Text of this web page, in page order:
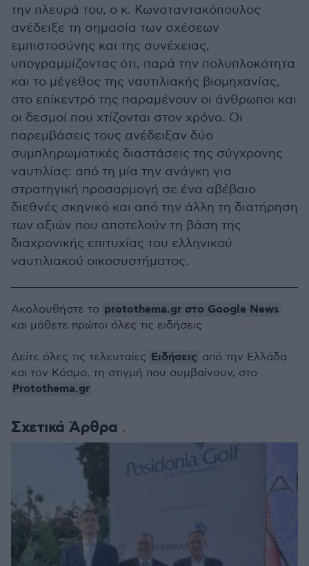
την πλευρά του, ο κ. Κωνσταντακόπουλος
ανέδειξε τη σημασία των σχέσεων
εμπιστοσύνης και της συνέχειας,
υπογραμμίζοντας ότι, παρά την πολυπλοκότητα
και το μέγεθος της ναυτιλιακής βιομηχανίας,
στο επίκεντρό της παραμένουν οι άνθρωποι και
οι δεσμοί που χτίζονται στον χρόνο. Οι
παρεμβάσεις τους ανέδειξαν δύο
συμπληρωματικές διαστάσεις της σύγχρονης
ναυτιλίας: από τη μία την ανάγκη για
στρατηγική προσαρμογή σε ένα αβέβαιο
διεθνές σκηνικό και από την άλλη τη διατήρηση
των αξιών που αποτελούν τη βάση της
διαχρονικής επιτυχίας του ελληνικού
ναυτιλιακού οικοσυστήματος.
Σχετικά Άρθρα
Ακολουθήστε το protothema.gr στο Google News
και μάθετε πρώτοι όλες τις ειδήσεις
Δείτε όλες τις τελευταίες Ειδήσεις από την Ελλάδα
και τον Κόσμο, τη στιγμή που συμβαίνουν, στο
Protothema.gr